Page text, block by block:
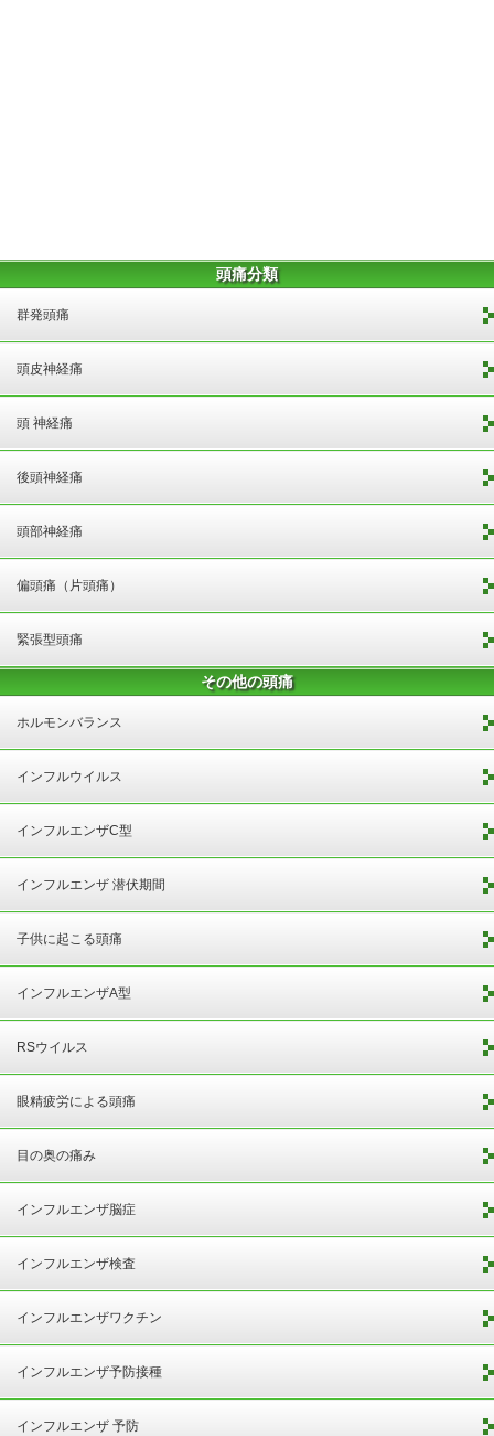
頭痛分類
群発頭痛
頭皮神経痛
頭 神経痛
後頭神経痛
頭部神経痛
偏頭痛（片頭痛）
緊張型頭痛
その他の頭痛
ホルモンバランス
インフルウイルス
インフルエンザC型
インフルエンザ 潜伏期間
子供に起こる頭痛
インフルエンザA型
RSウイルス
眼精疲労による頭痛
目の奥の痛み
インフルエンザ脳症
インフルエンザ検査
インフルエンザワクチン
インフルエンザ予防接種
インフルエンザ 予防